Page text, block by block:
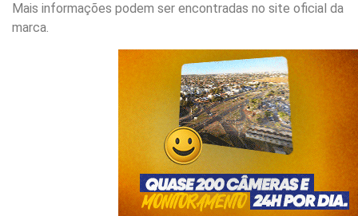
Mais informações podem ser encontradas no site oficial da
marca.